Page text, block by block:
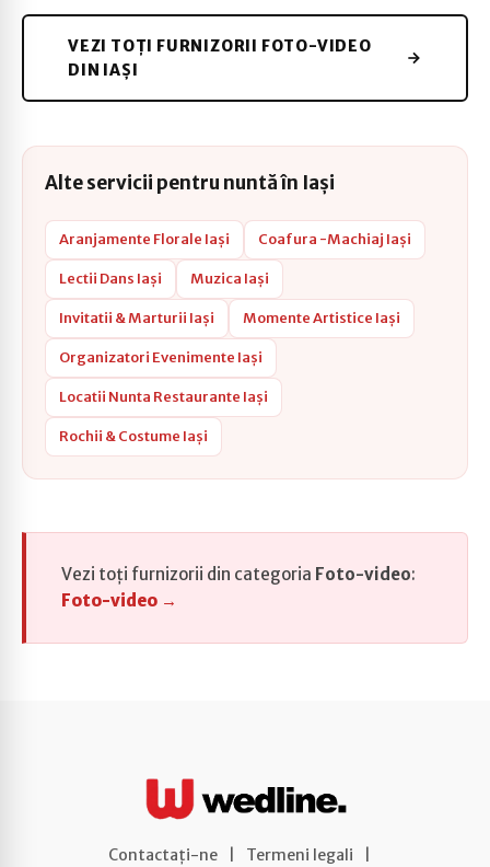
VEZI TOȚI FURNIZORII FOTO-VIDEO
DIN IAȘI
Alte servicii pentru nuntă în Iași
Aranjamente Florale Iași Coafura -Machiaj Iași
Lectii Dans Iași Muzica Iași
Invitatii & Marturii Iași Momente Artistice Iași
Organizatori Evenimente Iași
Locatii Nunta Restaurante Iași
Rochii & Costume Iași
Vezi toți furnizorii din categoria Foto-video:
Foto-video →
Contactați-ne Termeni legali